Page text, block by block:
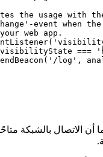
example is taken
linked in the
this page.
the usage with
event when the
web app.
===